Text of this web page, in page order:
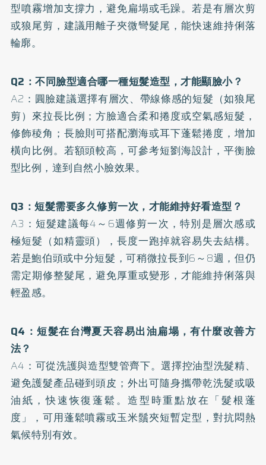
型噴霧增加支撐力，避免扁塌或毛躁。若是有層次剪
或狼尾剪，建議用離子夾微彎髮尾，能快速維持俐落
輪廓。
Q2：不同臉型適合哪一種短髮造型，才能顯臉小？
A2：圓臉建議選擇有層次、帶線條感的短髮（如狼尾
剪）來拉長比例；方臉適合柔和捲度或空氣感短髮，
修飾稜角；長臉則可搭配瀏海或耳下蓬鬆捲度，增加
橫向比例。若額頭較高，可參考短劉海設計，平衡臉
型比例，達到自然小臉效果。
Q3：短髮需要多久修剪一次，才能維持好看造型？
A3：短髮建議每4～6週修剪一次，特別是層次感或
極短髮（如精靈頭），長度一跑掉就容易失去結構。
若是鮑伯頭或中分短髮，可稍微拉長到6～8週，但仍
需定期修整髮尾，避免厚重或變形，才能維持俐落與
輕盈感。
Q4：短髮在台灣夏天容易出油扁塌，有什麼改善方
法？
A4：可從洗護與造型雙管齊下。選擇控油型洗髮精、
避免護髮產品碰到頭皮；外出可隨身攜帶乾洗髮或吸
油紙，快速恢復蓬鬆。造型時重點放在「髮根蓬
度」，可用蓬鬆噴霧或玉米鬚夾短暫定型，對抗悶熱
氣候特別有效。